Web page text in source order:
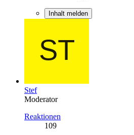
Inhalt melden
Stef
Moderator
Reaktionen
109